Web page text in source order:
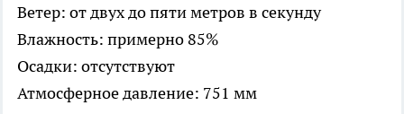
Ветер: от двух до пяти метров в секунду
Влажность: примерно 85%
Осадки: отсутствуют
Атмосферное давление: 751 мм